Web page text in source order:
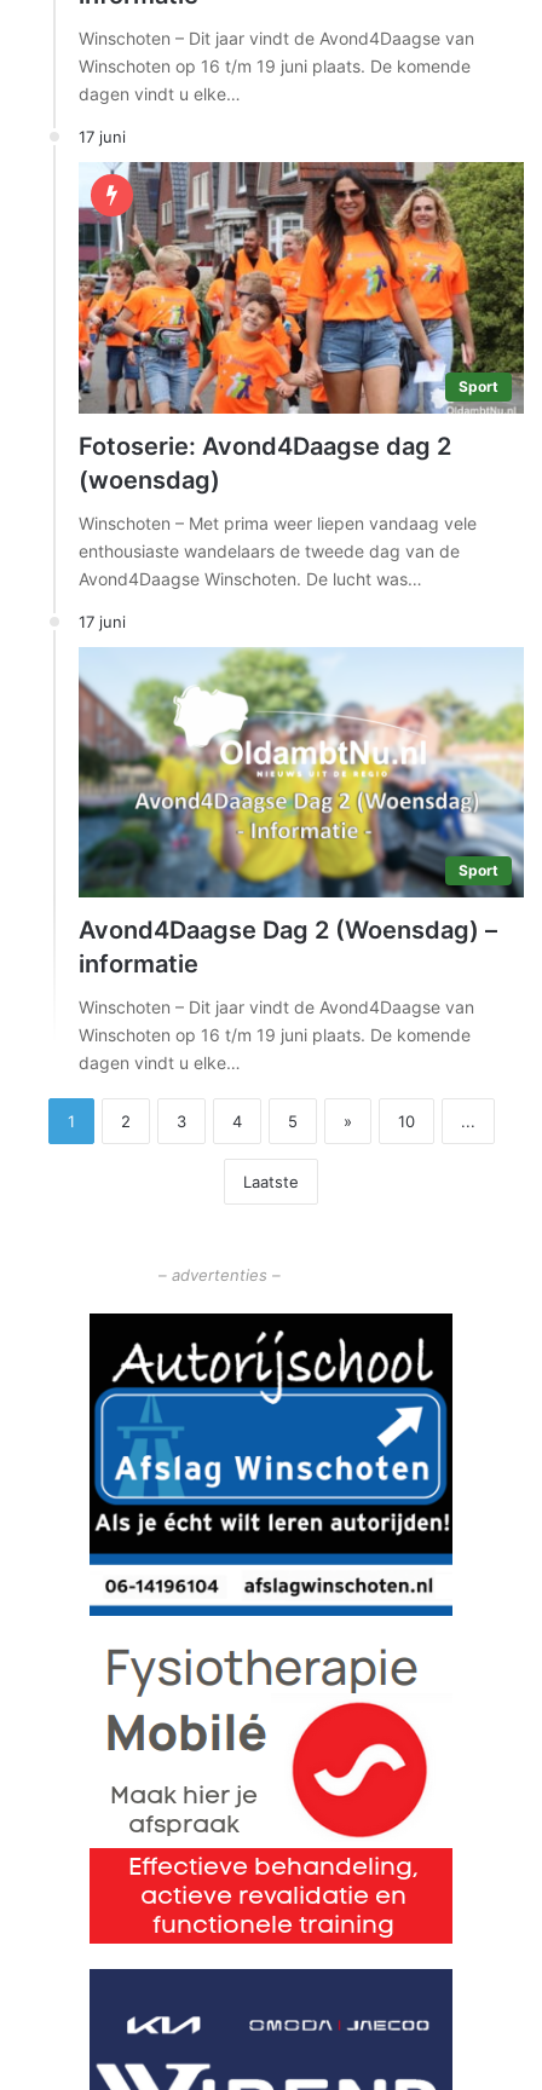
Winschoten – Dit jaar vindt de Avond4Daagse van
Winschoten op 16 t/m 19 juni plaats. De komende
dagen vindt u elke…
17 juni
Sport
Fotoserie: Avond4Daagse dag 2
(woensdag)
Winschoten – Met prima weer liepen vandaag vele
enthousiaste wandelaars de tweede dag van de
Avond4Daagse Winschoten. De lucht was…
17 juni
Sport
Avond4Daagse Dag 2 (Woensdag) –
informatie
Winschoten – Dit jaar vindt de Avond4Daagse van
Winschoten op 16 t/m 19 juni plaats. De komende
dagen vindt u elke…
1 2 3 4 5 » 10 ...
Laatste
– advertenties –